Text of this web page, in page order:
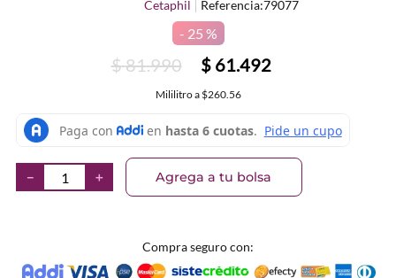
Cetaphil Referencia:79077
25 %
$81.990 $ 61.492
Mililitroa $260.56
＋
－ Agrega a tu bolsa
Compra seguro con: